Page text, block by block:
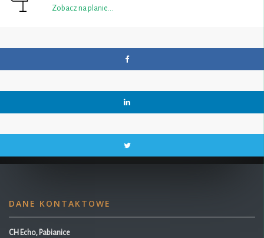
Zobacz na planie…
DANE KONTAKTOWE
CH Echo, Pabianice